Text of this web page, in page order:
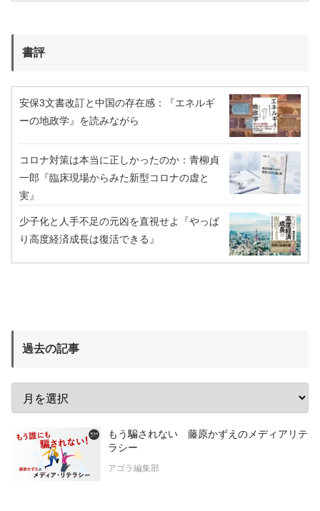
書評
安保3文書改訂と中国の存在感：『エネルギ
ーの地政学』を読みながら
コロナ対策は本当に正しかったのか：青柳貞
一郎『臨床現場からみた新型コロナの虚と
実』
少子化と人手不足の元凶を直視せよ『やっぱ
り高度経済成長は復活できる』
過去の記事
もう騙されない 藤原かずえのメディアリテ
ラシー
アゴラ編集部